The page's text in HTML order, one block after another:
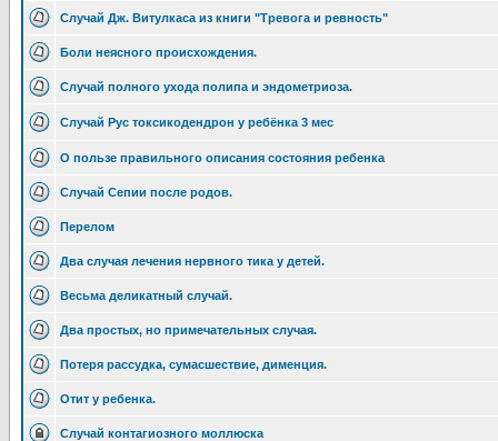
Случай Дж. Витулкаса из книги "Тревога и ревность"
Боли неясного происхождения.
Случай полного ухода полипа и эндометриоза.
Случай Рус токсикодендрон у ребёнка 3 мес
О пользе правильного описания состояния ребенка
Случай Сепии после родов.
Перелом
Два случая лечения нервного тика у детей.
Весьма деликатный случай.
Два простых, но примечательных случая.
Потеря рассудка, сумасшествие, дименция.
Отит у ребенка.
Случай контагиозного моллюска